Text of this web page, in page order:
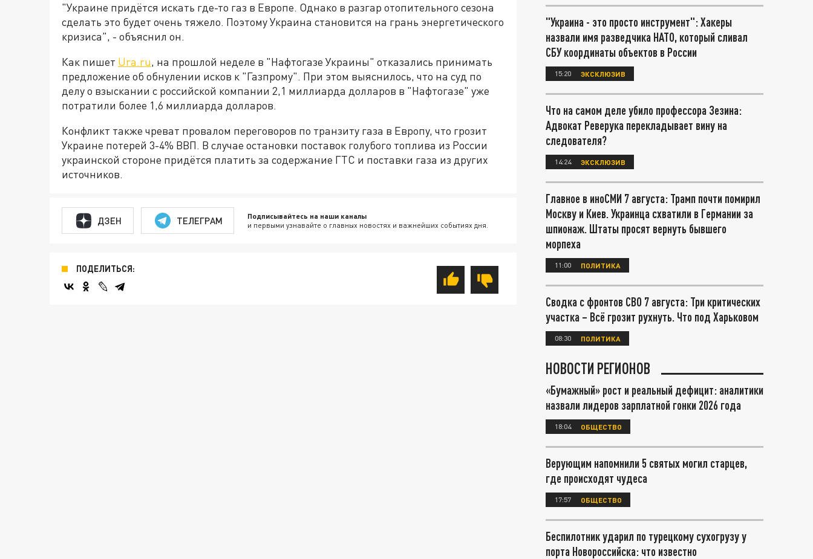
"Украине придётся искать где-то газ в Европе. Однако в разгар отопительного сезона
сделать это будет очень тяжело. Поэтому Украина становится на грань энергетического
кризиса", - объяснил он.
Как пишет Ura.ru, на прошлой неделе в "Нафтогазе Украины" отказались принимать
предложение об обнулении исков к "Газпрому". При этом выяснилось, что на суд по
делу о взыскании с российской компании 2,1 миллиарда долларов в "Нафтогазе" уже
потратили более 1,6 миллиарда долларов.
Конфликт также чреват провалом переговоров по транзиту газа в Европу, что грозит
Украине потерей 3-4% ВВП. В случае остановки поставок голубого топлива из России
украинской стороне придётся платить за содержание ГТС и поставки газа из других
источников.
ДЗЕН ТЕЛЕГРАМ Подписывайтесь на наши каналы
и первыми узнавайте о главных новостях и важнейших событиях дня.
ПОДЕЛИТЬСЯ:
"Украина - это просто инструмент": Хакеры
назвали имя разведчика НАТО, который сливал
СБУ координаты объектов в России
15:20 ЭКСКЛЮЗИВ
Что на самом деле убило профессора Зезина:
Адвокат Реверука перекладывает вину на
следователя?
14:24 ЭКСКЛЮЗИВ
Главное в иноСМИ 7 августа: Трамп почти помирил
Москву и Киев. Украинца схватили в Германии за
шпионаж. Штаты просят вернуть бывшего
морпеха
11:00 ПОЛИТИКА
Сводка с фронтов СВО 7 августа: Три критических
участка – Всё грозит рухнуть. Что под Харьковом
08:30 ПОЛИТИКА
НОВОСТИ РЕГИОНОВ
«Бумажный» рост и реальный дефицит: аналитики
назвали лидеров зарплатной гонки 2026 года
18:04 ОБЩЕСТВО
Верующим напомнили 5 святых могил старцев,
где происходят чудеса
17:57 ОБЩЕСТВО
Беспилотник ударил по турецкому сухогрузу у
порта Новороссийска: что известно